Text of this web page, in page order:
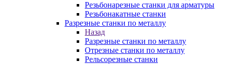
Резьбонарезные станки для арматуры
Резьбонакатные станки
Разрезные станки по металлу
Назад
Разрезные станки по металлу
Отрезные станки по металлу
Рельсорезные станки